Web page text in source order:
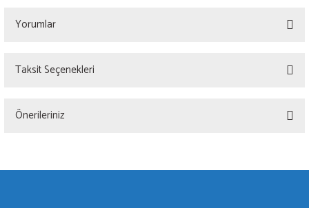
Yorumlar
Taksit Seçenekleri
Önerileriniz
gördüğünüz noktaları öneri formunu kullanarak tarafımıza iletebilirsiniz.